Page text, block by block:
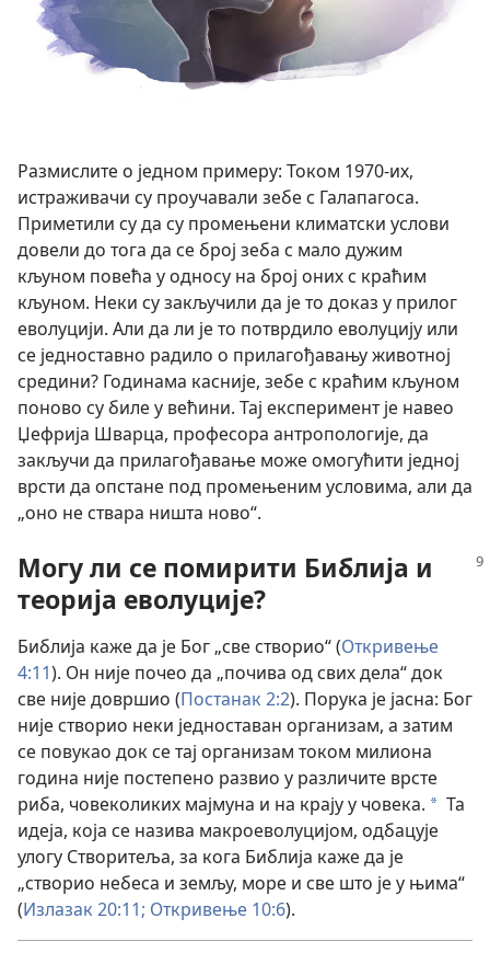
Размислите о једном примеру: Током 1970-их,
истраживачи су проучавали зебе с Галапагоса.
Приметили су да су промењени климатски услови
довели до тога да се број зеба с мало дужим
кљуном повећа у односу на број оних с краћим
кљуном. Неки су закључили да је то доказ у прилог
еволуцији. Али да ли је то потврдило еволуцију или
се једноставно радило о прилагођавању животној
средини? Годинама касније, зебе с краћим кљуном
поново су биле у већини. Тај експеримент је навео
Џефрија Шварца, професора антропологије, да
закључи да прилагођавање може омогућити једној
врсти да опстане под промењеним условима, али да
„оно не ствара ништа ново“.
Могу ли се помирити Библија и
теорија еволуције?
Библија каже да је Бог „све створио“ (Откривење
4:11). Он није почео да „почива од свих дела“ док
све није довршио (Постанак 2:2). Порука је јасна: Бог
није створио неки једноставан организам, а затим
се повукао док се тај организам током милиона
година није постепено развио у различите врсте
риба, човеколиких мајмуна и на крају у човека. * Та
идеја, која се назива макроеволуцијом, одбацује
улогу Створитеља, за кога Библија каже да је
„створио небеса и земљу, море и све што је у њима“
(Излазак 20:11; Откривење 10:6).